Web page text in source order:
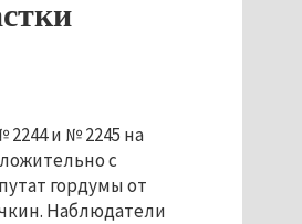
и № 2245 на
с
гордумы от
Наблюдатели